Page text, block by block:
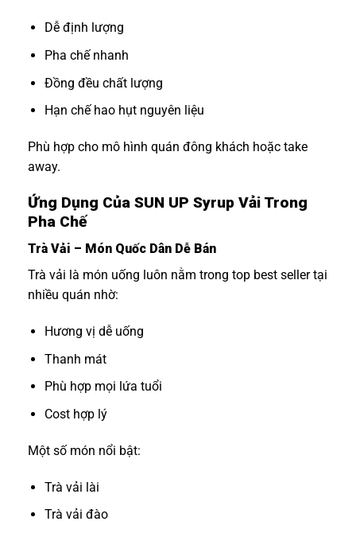
Dễ định lượng
Pha chế nhanh
Đồng đều chất lượng
Hạn chế hao hụt nguyên liệu
Phù hợp cho mô hình quán đông khách hoặc take
away.
Ứng Dụng Của SUN UP Syrup Vải Trong
Pha Chế
Trà Vải – Món Quốc Dân Dễ Bán
Trà vải là món uống luôn nằm trong top best seller tại
nhiều quán nhờ:
Hương vị dễ uống
Thanh mát
Phù hợp mọi lứa tuổi
Cost hợp lý
Một số món nổi bật:
Trà vải lài
Trà vải đào